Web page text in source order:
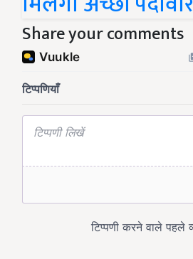
Share your comments